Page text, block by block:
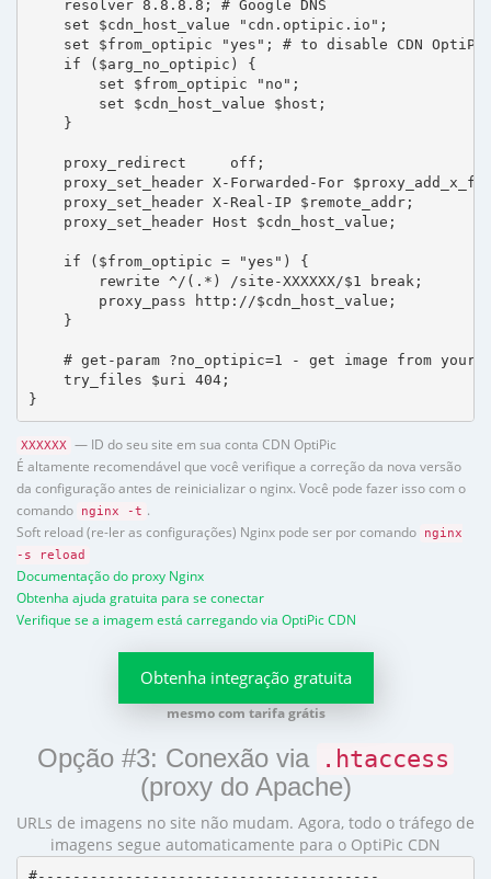
    resolver 8.8.8.8; # Google DNS
    set $cdn_host_value "cdn.optipic.io";
set $from_optipic "yes"; # to disable CDN
    if ($arg_no_optipic) {
        set $from_optipic "no";
        set $cdn_host_value $host;
    }
    proxy_redirect     off;
proxy_set_header X-Forwarded-For
    proxy_set_header X-Real-IP $remote_addr;
    proxy_set_header Host $cdn_host_value;
    if ($from_optipic = "yes") {
        rewrite ^/(.*) /site-XXXXXX/$1 break;
        proxy_pass http://$cdn_host_value;
    }
# get-param ?no_optipic=1 - get image from your
    try_files $uri 404;
}
XXXXXX
— ID do seu site em sua conta CDN OptiPic
É altamente recomendável que você verifique a correção da nova versão
da configuração antes de reinicializar o nginx. Você pode fazer isso com o
comando
nginx -t .
Soft reload (re-ler as configurações) Nginx pode ser por comando
nginx
-s reload
Documentação do proxy Nginx
Obtenha ajuda gratuita para se conectar
Verifique se a imagem está carregando via OptiPic CDN
Obtenha integração gratuita
mesmo com tarifa grátis
Opção #3: Conexão via .htaccess
(proxy do Apache)
URLs de imagens no site não mudam. Agora, todo o tráfego de
imagens segue automaticamente para o OptiPic CDN